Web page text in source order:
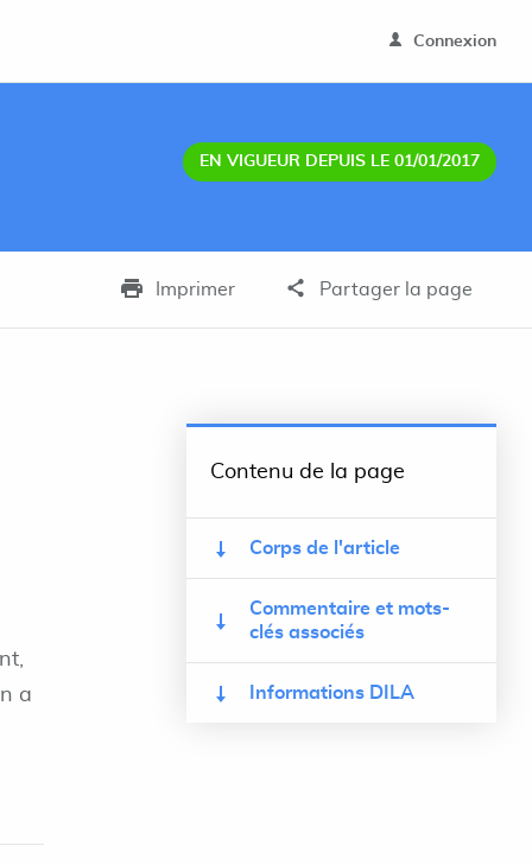
Connexion
EN VIGUEUR DEPUIS LE 01/01/2017
Imprimer Partager la page
a
Contenu de la page
Corps de l'article
Commentaire et mots-
clés associés
Informations DILA